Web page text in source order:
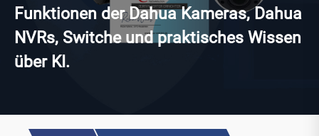
Funktionen der Dahua Kameras, Dahua
NVRs, Switche und praktisches Wissen
über KI.